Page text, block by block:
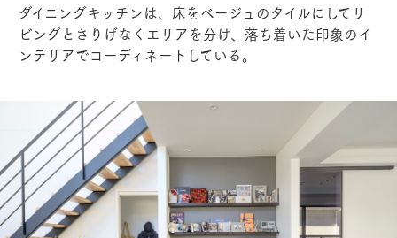
ダイニングキッチンは、床をベージュのタイルにしてリ
ビングとさりげなくエリアを分け、落ち着いた印象のイ
ンテリアでコーディネートしている。